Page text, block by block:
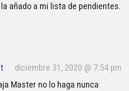
añado a mi lista de pendientes.
diciembre 31, 2020 @ 7:54 pm
Master no lo haga nunca